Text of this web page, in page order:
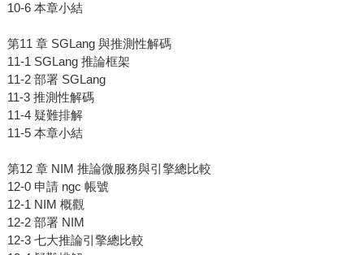
10-6 本章小結
第11 章 SGLang 與推測性解碼
11-1 SGLang 推論框架
11-2 部署 SGLang
11-3 推測性解碼
11-4 疑難排解
11-5 本章小結
第12 章 NIM 推論微服務與引擎總比較
12-0 申請 ngc 帳號
12-1 NIM 概觀
12-2 部署 NIM
12-3 七大推論引擎總比較